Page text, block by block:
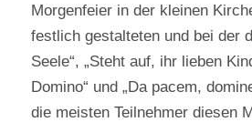
Morgenfeier in der kleinen
festlich gestalteten und bei der
Seele“, „Steht auf, ihr lieben
Domino“ und „Da pacem,
die meisten Teilnehmer diesen